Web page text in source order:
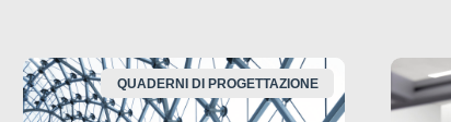
QUADERNI DI PROGETTAZIONE